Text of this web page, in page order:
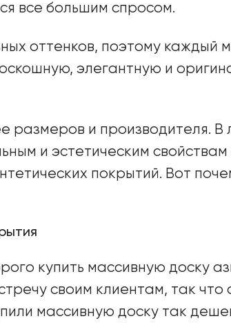
все большим спросом.
оттенков, поэтому каждый
элегантную и
размеров и производителя.
и эстетическим
покрытий. Вот
купить массивную доску
своим клиентам, так
массивную доску так